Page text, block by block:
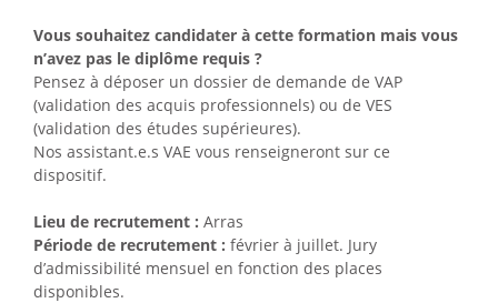
Vous souhaitez candidater à cette formation mais vous
n’avez pas le diplôme requis ?
Pensez à déposer un dossier de demande de VAP
(validation des acquis professionnels) ou de VES
(validation des études supérieures).
Nos assistant.e.s VAE vous renseigneront sur ce
dispositif.
Lieu de recrutement : Arras
Période de recrutement : février à juillet. Jury
d’admissibilité mensuel en fonction des places
disponibles.